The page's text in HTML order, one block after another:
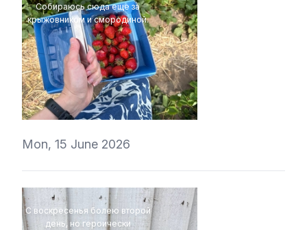
Собираюсь сюда еще за
крыжовником и смородиной.
t1r1
Mon, 15 June 2026
С воскресенья болею второй
день, но героически